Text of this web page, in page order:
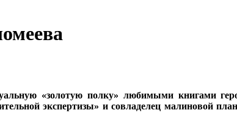
«золотую полку» любимыми книгами
экспертизы» и совладелец малиновой